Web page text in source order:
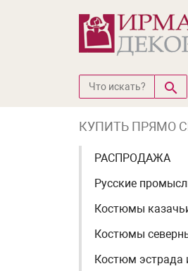
КУПИТЬ ПРЯМО
РАСПРОДАЖА
Русские
Костюмы
Костюмы
Костюм эстрада